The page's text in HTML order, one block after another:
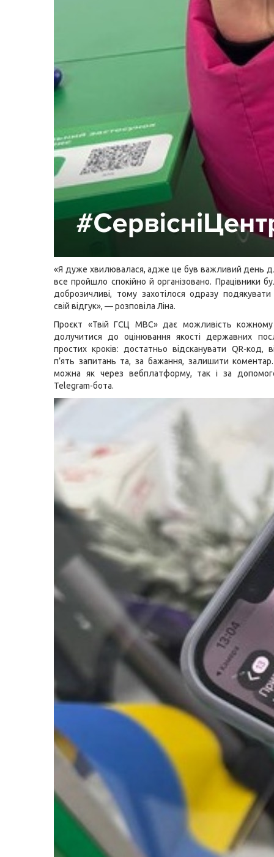
«Я дуже хвилювалася, адже це був важливий день
все пройшло спокійно й організовано. Працівники
доброзичливі, тому захотілося одразу
свій відгук», — розповіла Ліна.
Проєкт «Твій ГСЦ МВС» дає можливість кожному
долучитися до оцінювання якості державних
простих кроків: достатньо відсканувати QR-код,
п’ять запитань та, за бажання, залишити
можна як через вебплатформу, так і за
Telegram-бота.